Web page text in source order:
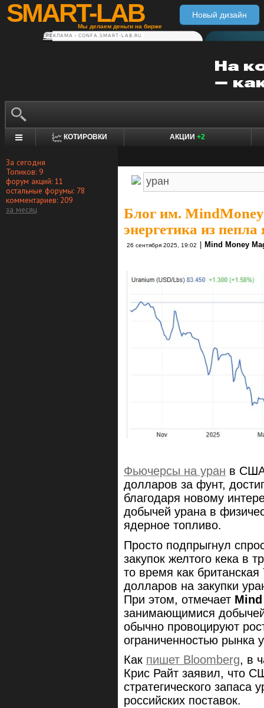
SMART-LAB
Мы делаем деньги на бирже
Новый дизайн
РЕКЛАМА • CONFA.SMART-LAB.RU
КОТИРОВКИ АКЦИИ +2
За сегодня
Топиков: 9
форум акций: 11
остальные форумы: 78
комментариев: 209
за месяц
Блог им.
энергетика из пепла
26 сентября 2025, 19:02 Mind Money
Фьючерсы на уран в США
долларов за фунт,
благодаря новому
добычей урана в
ядерное топливо.
Просто подпрыгнул
закупок желтого кека в
то время как
долларов на закупки
При этом, отмечает
занимающимися
обычно провоцируют
ограниченностью рынка
Как пишет Bloomberg, в
Крис Райт заявил, что
стратегического запаса
российских поставок.